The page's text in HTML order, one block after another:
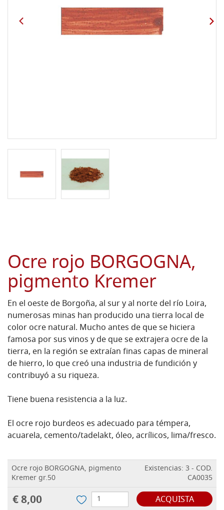
Ocre rojo BORGOGNA,
pigmento Kremer
En el oeste de Borgoña, al sur y al norte del río Loira,
numerosas minas han producido una tierra local de
color ocre natural. Mucho antes de que se hiciera
famosa por sus vinos y de que se extrajera ocre de la
tierra, en la región se extraían finas capas de mineral
de hierro, lo que creó una industria de fundición y
contribuyó a su riqueza.
Tiene buena resistencia a la luz.
El ocre rojo burdeos es adecuado para témpera,
acuarela, cemento/tadelakt, óleo, acrílicos, lima/fresco.
Ocre rojo BORGOGNA, pigmento
Kremer gr.50
Existencias: 3 - COD.
CA0035
€ 8,00 ACQUISTA